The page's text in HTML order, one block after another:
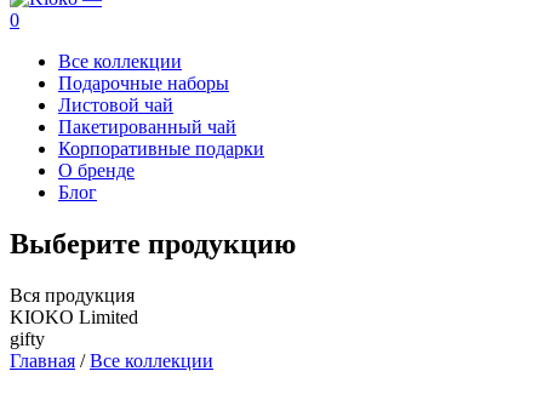
0
Все коллекции
Подарочные наборы
Листовой чай
Пакетированный чай
Корпоративные подарки
О бренде
Блог
Выберите продукцию
Вся продукция
KIOKO Limited
gifty
Главная /Все коллекции